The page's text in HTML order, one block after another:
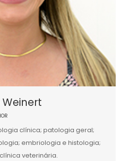
clínica; patologia geral;
embriologia e histologia;
veterinária.